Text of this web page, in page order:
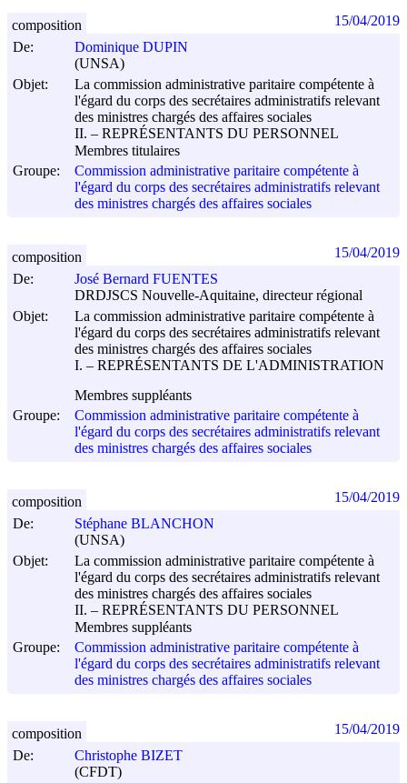
De:
Dominique DUPIN
(UNSA)
Objet:
La commission administrative paritaire compétente à
l'égard du corps des secrétaires administratifs relevant
des ministres chargés des affaires sociales
II. – REPRÉSENTANTS DU PERSONNEL
Membres titulaires
Groupe:
Commission administrative paritaire compétente à
l'égard du corps des secrétaires administratifs relevant
des ministres chargés des affaires sociales
composition 15/04/2019
De:
José Bernard FUENTES
DRDJSCS Nouvelle-Aquitaine, directeur régional
Objet:
La commission administrative paritaire compétente à
l'égard du corps des secrétaires administratifs relevant
des ministres chargés des affaires sociales
I. – REPRÉSENTANTS DE L'ADMINISTRATION
Membres suppléants
Groupe:
Commission administrative paritaire compétente à
l'égard du corps des secrétaires administratifs relevant
des ministres chargés des affaires sociales
composition 15/04/2019
De:
Stéphane BLANCHON
(UNSA)
Objet:
La commission administrative paritaire compétente à
l'égard du corps des secrétaires administratifs relevant
des ministres chargés des affaires sociales
II. – REPRÉSENTANTS DU PERSONNEL
Membres suppléants
Groupe:
Commission administrative paritaire compétente à
l'égard du corps des secrétaires administratifs relevant
des ministres chargés des affaires sociales
composition 15/04/2019
De:
Christophe BIZET
(CFDT)
composition 15/04/2019